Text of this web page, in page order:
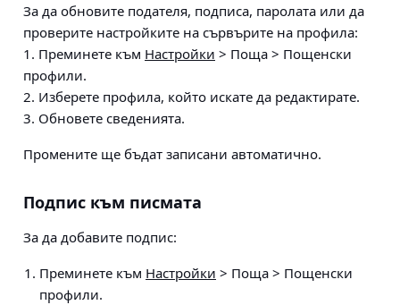
За да обновите подателя, подписа, паролата или да
проверите настройките на сървърите на профила:
1. Преминете към Настройки > Поща > Пощенски
профили.
2. Изберете профила, който искате да редактирате.
3. Обновете сведенията.
Промените ще бъдат записани автоматично.
Подпис към писмата
За да добавите подпис:
Преминете към Настройки > Поща > Пощенски
профили.